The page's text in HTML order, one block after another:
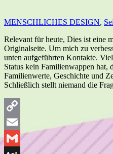
MENSCHLICHES DESIGN,
Relevant für heute, Dies ist eine
Originalseite. Um mich zu
unten aufgeführten Kontakte.
Status kein Familienwappen hat,
Familienwerte, Geschichte und
Schließlich stellt niemand die
Copy
Link
Email